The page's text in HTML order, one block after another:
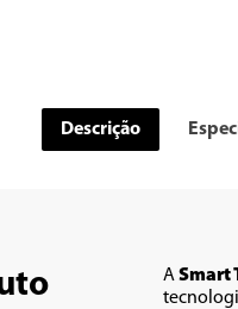
Descrição
A Smart